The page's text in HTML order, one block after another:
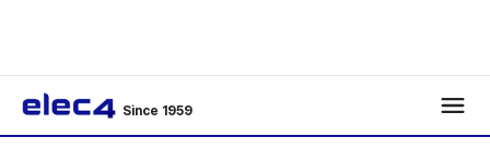
Since 1959